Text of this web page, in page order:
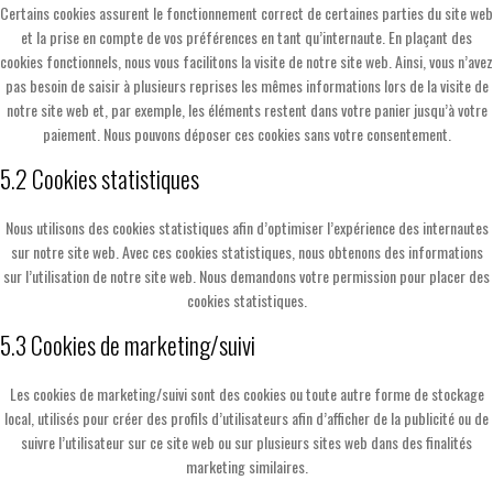
Certains cookies assurent le fonctionnement correct de certaines parties du site web
et la prise en compte de vos préférences en tant qu’internaute. En plaçant des
cookies fonctionnels, nous vous facilitons la visite de notre site web. Ainsi, vous n’avez
pas besoin de saisir à plusieurs reprises les mêmes informations lors de la visite de
notre site web et, par exemple, les éléments restent dans votre panier jusqu’à votre
paiement. Nous pouvons déposer ces cookies sans votre consentement.
5.2 Cookies statistiques
Nous utilisons des cookies statistiques afin d’optimiser l’expérience des internautes
sur notre site web. Avec ces cookies statistiques, nous obtenons des informations
sur l’utilisation de notre site web. Nous demandons votre permission pour placer des
cookies statistiques.
5.3 Cookies de marketing/suivi
Les cookies de marketing/suivi sont des cookies ou toute autre forme de stockage
local, utilisés pour créer des profils d’utilisateurs afin d’afficher de la publicité ou de
suivre l’utilisateur sur ce site web ou sur plusieurs sites web dans des finalités
marketing similaires.